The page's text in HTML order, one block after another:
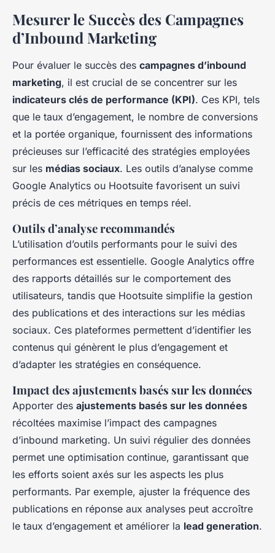
Mesurer le Succès des Campagnes
d’Inbound Marketing
Pour évaluer le succès des campagnes d’inbound
marketing, il est crucial de se concentrer sur les
indicateurs clés de performance (KPI). Ces KPI, tels
que le taux d’engagement, le nombre de conversions
et la portée organique, fournissent des informations
précieuses sur l’efficacité des stratégies employées
sur les médias sociaux. Les outils d’analyse comme
Google Analytics ou Hootsuite favorisent un suivi
précis de ces métriques en temps réel.
Outils d’analyse recommandés
L’utilisation d’outils performants pour le suivi des
performances est essentielle. Google Analytics offre
des rapports détaillés sur le comportement des
utilisateurs, tandis que Hootsuite simplifie la gestion
des publications et des interactions sur les médias
sociaux. Ces plateformes permettent d’identifier les
contenus qui génèrent le plus d’engagement et
d’adapter les stratégies en conséquence.
Impact des ajustements basés sur les données
Apporter des ajustements basés sur les données
récoltées maximise l’impact des campagnes
d’inbound marketing. Un suivi régulier des données
permet une optimisation continue, garantissant que
les efforts soient axés sur les aspects les plus
performants. Par exemple, ajuster la fréquence des
publications en réponse aux analyses peut accroître
le taux d’engagement et améliorer la lead generation.